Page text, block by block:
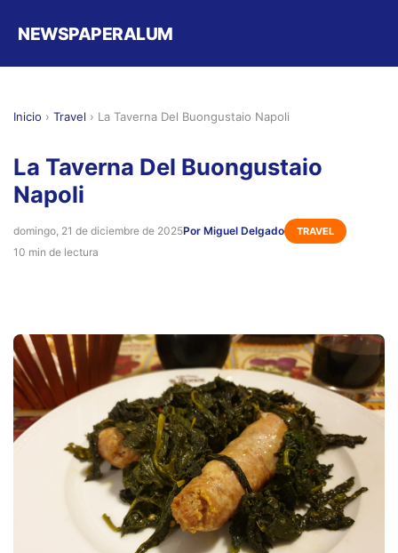
NEWSPAPERALUM
Inicio › Travel › La Taverna Del Buongustaio Napoli
La Taverna Del Buongustaio
Napoli
domingo, 21 de diciembre de 2025Por Miguel Delgado TRAVEL
10 min de lectura